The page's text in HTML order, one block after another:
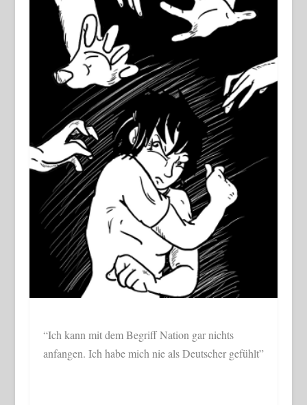
“Ich kann mit dem Begriff Nation gar nichts
anfangen. Ich habe mich nie als Deutscher gefühlt”